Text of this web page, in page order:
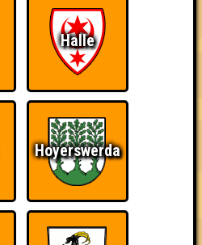
14 39
16 45
10 37
Halle
Hoyerswerda